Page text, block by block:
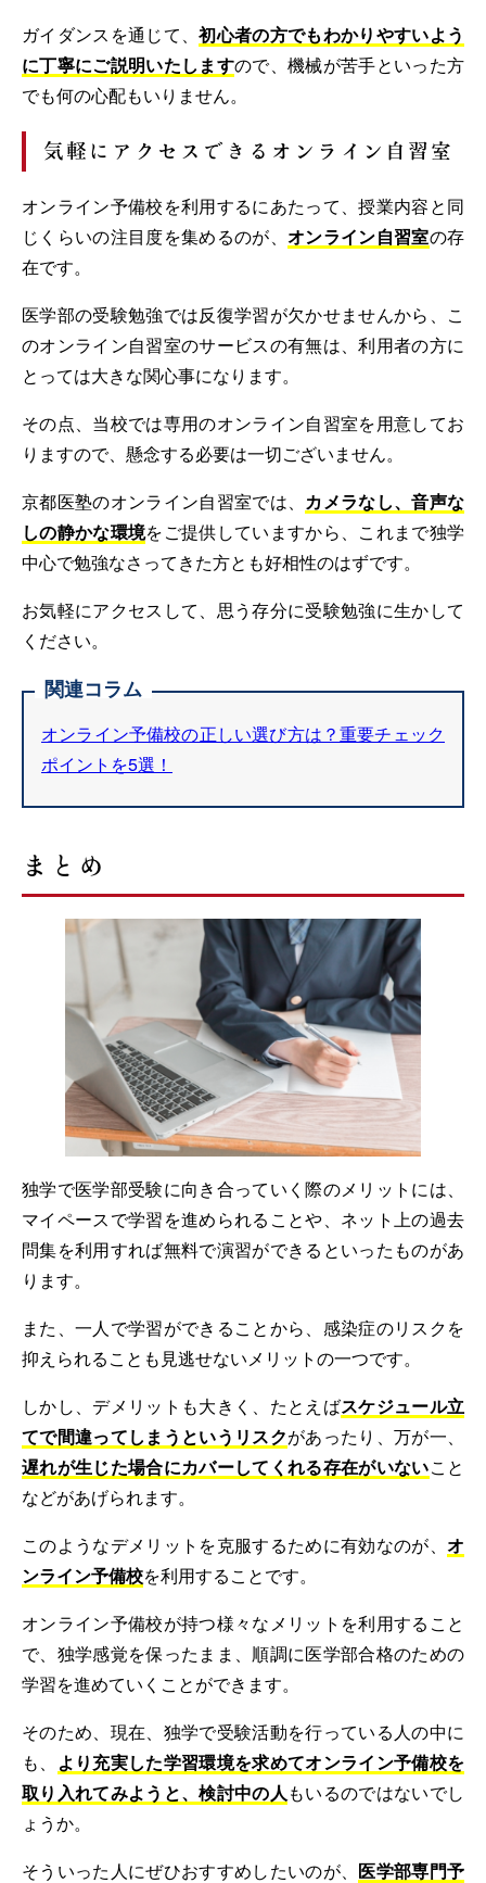
ガイダンスを通じて、初心者の方でもわかりやすいよう
に丁寧にご説明いたしますので、機械が苦手といった方
でも何の心配もいりません。
気軽にアクセスできるオンライン自習室
オンライン予備校を利用するにあたって、授業内容と同
じくらいの注目度を集めるのが、 オンライン自習室の存
在です。
医学部の受験勉強では反復学習が欠かせませんから、こ
のオンライン自習室のサービスの有無は、利用者の方に
とっては大きな関心事になります。
その点、当校では専用のオンライン自習室を用意してお
りますので、懸念する必要は一切ございません。
京都医塾のオンライン自習室では、 カメラなし、音声な
しの静かな環境をご提供していますから、これまで独学
中心で勉強なさってきた方とも好相性のはずです。
お気軽にアクセスして、思う存分に受験勉強に生かして
ください。
関連コラム
オンライン予備校の正しい選び方は？重要チェック
ポイントを5選！
まとめ
独学で医学部受験に向き合っていく際のメリットには、
マイペースで学習を進められることや、ネット上の過去
問集を利用すれば無料で演習ができるといったものがあ
ります。
また、一人で学習ができることから、感染症のリスクを
抑えられることも見逃せないメリットの一つです。
しかし、デメリットも大きく、たとえばスケジュール立
てで間違ってしまうというリスクがあったり、万が一、
遅れが生じた場合にカバーしてくれる存在がいないこと
などがあげられます。
このようなデメリットを克服するために有効なのが、 オ
ンライン予備校を利用することです。
オンライン予備校が持つ様々なメリットを利用すること
で、独学感覚を保ったまま、順調に医学部合格のための
学習を進めていくことができます。
そのため、現在、独学で受験活動を行っている人の中に
も、
より充実した学習環境を求めてオンライン予備校を
取り入れてみようと、検討中の人もいるのではないでし
ょうか。
そういった人にぜひおすすめしたいのが、 医学部専門予